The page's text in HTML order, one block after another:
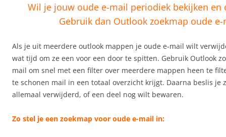
Wil je jouw oude e-mail periodiek bekijken en
Gebruik dan Outlook zoekmap oude
Als je uit meerdere outlook mappen je oude e-mail wilt
wat tijd om ze een voor een door te spitten. Gebruik Outlook
mail om snel met een filter over meerdere mappen heen te
te schonen mail in een totaal overzicht krijgt. Daarna beslis je
allemaal verwijderd, of een deel nog wilt bewaren.
Zo stel je een zoekmap voor oude e-mail in: